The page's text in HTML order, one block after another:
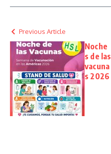
Previous Article
Noche
s de las
vacuna
s 2026